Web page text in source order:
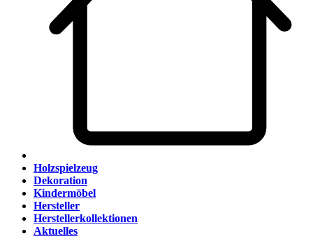
Holzspielzeug
Dekoration
Kindermöbel
Hersteller
Herstellerkollektionen
Aktuelles